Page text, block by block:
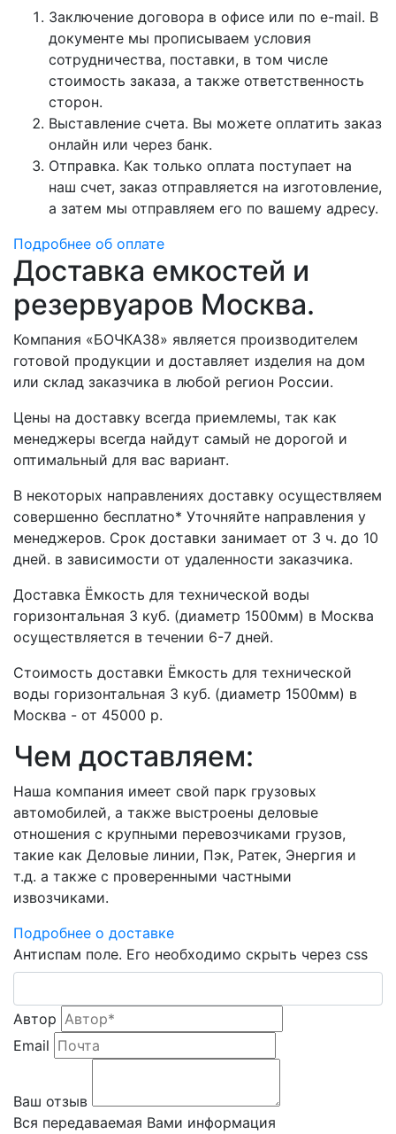
Заключение договора в офисе или по e-mail. В
документе мы прописываем условия
сотрудничества, поставки, в том числе
стоимость заказа, а также ответственность
сторон.
Выставление счета. Вы можете оплатить заказ
онлайн или через банк.
Отправка. Как только оплата поступает на
наш счет, заказ отправляется на изготовление,
а затем мы отправляем его по вашему адресу.
Подробнее об оплате
Доставка емкостей и
резервуаров Москва.
Компания «БОЧКА38» является производителем
готовой продукции и доставляет изделия на дом
или склад заказчика в любой регион России.
Цены на доставку всегда приемлемы, так как
менеджеры всегда найдут самый не дорогой и
оптимальный для вас вариант.
В некоторых направлениях доставку осуществляем
совершенно бесплатно* Уточняйте направления у
менеджеров. Срок доставки занимает от 3 ч. до 10
дней. в зависимости от удаленности заказчика.
Доставка Ёмкость для технической воды
горизонтальная 3 куб. (диаметр 1500мм) в Москва
осуществляется в течении 6-7 дней.
Стоимость доставки Ёмкость для технической
воды горизонтальная 3 куб. (диаметр 1500мм) в
Москва - от 45000 р.
Чем доставляем:
Наша компания имеет свой парк грузовых
автомобилей, а также выстроены деловые
отношения с крупными перевозчиками грузов,
такие как Деловые линии, Пэк, Ратек, Энергия и
т.д. а также с проверенными частными
извозчиками.
Подробнее о доставке
Антиспам поле. Его необходимо скрыть через css
Автор
Email
Ваш отзыв
Вся передаваемая Вами информация